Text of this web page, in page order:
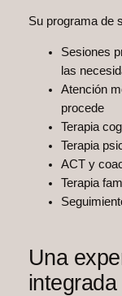
Su programa de
Sesiones
las
Atención
procede
Terapia
Terapia
ACT y
Terapia
Una
integrada